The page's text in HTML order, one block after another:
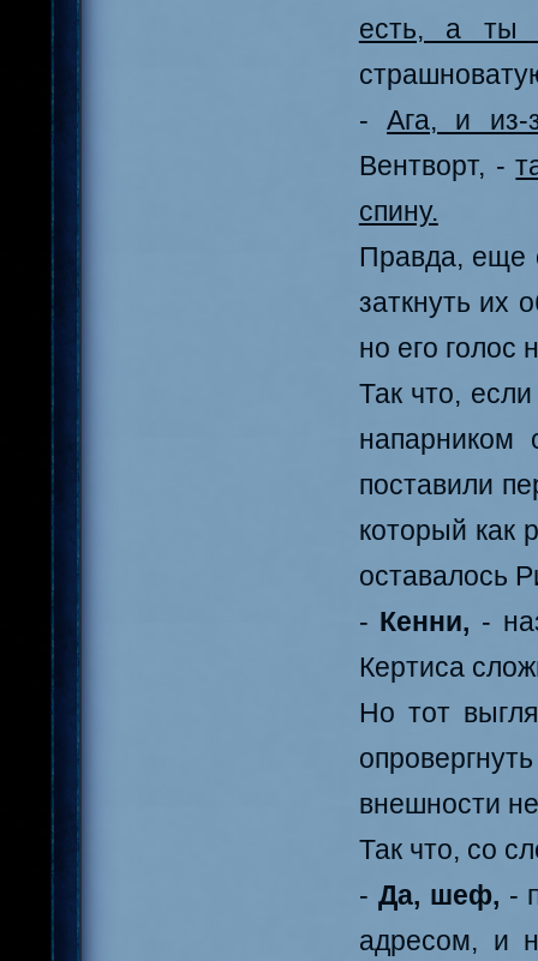
есть, а ты
-Ага, и из-
Вентворт, -
спину.
Правда, еще
заткнуть их
но его голос
Так что,
напарником
поставили
который как
оставалось
- Кенни, -
Кертиса
Но тот
внешности
Так что, со
- Да, шеф, -
адресом, и